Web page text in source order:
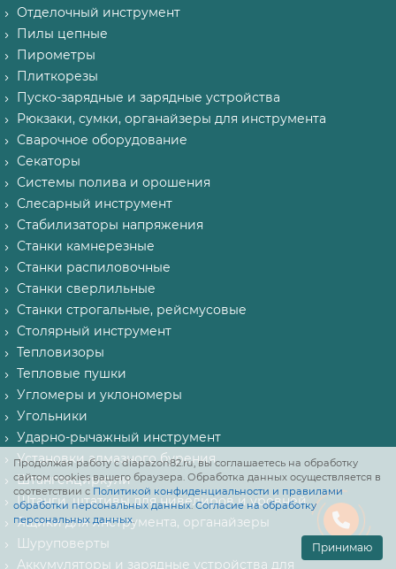
Продолжая работу с diapazon82.ru, вы соглашаетесь на обработку
сайтом cookies вашего браузера. Обработка данных осуществляется в
соответствии с Политикой конфиденциальности и правилами
обработки персональных данных.Согласие на обработку
персональных данных.
Принимаю
Отделочный инструмент
Пилы цепные
Пирометры
Плиткорезы
Пуско-зарядные и зарядные устройства
Рюкзаки, сумки, органайзеры для инструмента
Сварочное оборудование
Секаторы
Системы полива и орошения
Слесарный инструмент
Стабилизаторы напряжения
Станки камнерезные
Станки распиловочные
Станки сверлильные
Станки строгальные, рейсмусовые
Столярный инструмент
Тепловизоры
Тепловые пушки
Угломеры и уклономеры
Угольники
Ударно-рычажный инструмент
Установки алмазного бурения
Штангенциркули
Штанги, штативы для нивелиров и уровней
Ящики для инструмента, органайзеры
Шуруповерты
Аккумуляторы и зарядные устройства для